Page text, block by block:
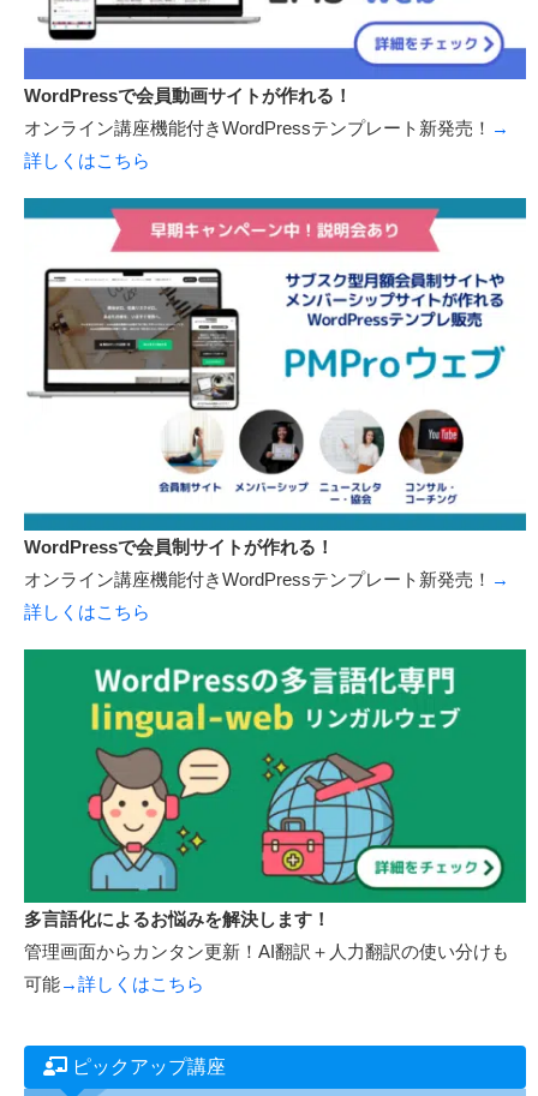
ノーコードでWordPressサイトが作れる！
WordPressテンプレート新発売！→詳しくはこちら
WordPressで会員動画サイトが作れる！
オンライン講座機能付きWordPressテンプレート新発売！
WordPressで会員制サイトが作れる！
オンライン講座機能付きWordPressテンプレート新発売！
詳しくはこちら